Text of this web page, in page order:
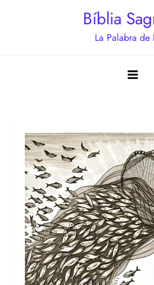
Bíblia
La Palabra de